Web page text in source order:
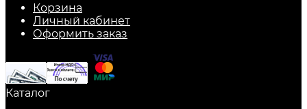
Корзина
Личный кабинет
Оформить заказ
Каталог